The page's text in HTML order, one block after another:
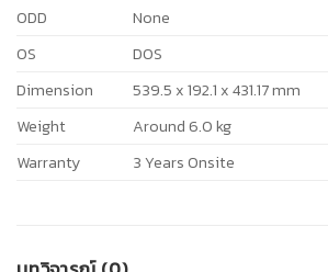
ODD
None
OS
DOS
Dimension
539.5 x 192.1 x 431.17 mm
Weight
Around 6.0 kg
Warranty
3 Years Onsite